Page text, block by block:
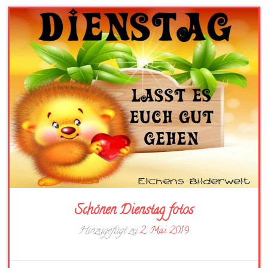
Schönen Dienstag fotos
Hinzugefügt zu2. Mai 2019